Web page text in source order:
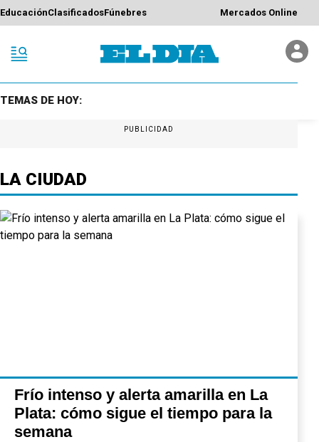
EducaciónClasificadosFúnebres Mercados Online
TEMAS DE HOY:
PUBLICIDAD
LA CIUDAD
Frío intenso y alerta amarilla en La
Plata: cómo sigue el tiempo para la
semana